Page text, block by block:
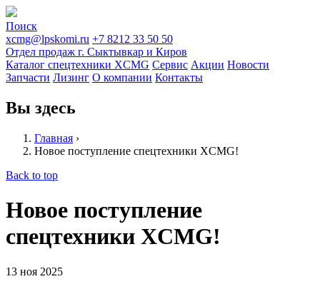
Поиск
xcmg@lpskomi.ru +7 8212 33 50 50
Отдел продаж г. Сыктывкар и Киров
Каталог спецтехники XCMG Сервис Акции Новости
Запчасти Лизинг О компании Контакты
Вы здесь
Главная ›
Новое поступление спецтехники XCMG!
Back to top
Новое поступление
спецтехники XCMG!
13 ноя 2025